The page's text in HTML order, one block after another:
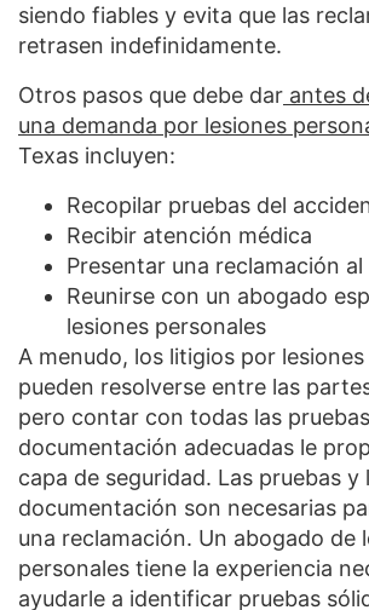
siendo fiables y evita que las
retrasen indefinidamente.
Otros pasos que debe dar antes
una demanda por lesiones
Texas incluyen:
Recopilar pruebas del
Recibir atención médica
Presentar una reclamación al
Reunirse con un abogado
lesiones personales
A menudo, los litigios por
pueden resolverse entre las
pero contar con todas las
documentación adecuadas le
capa de seguridad. Las pruebas y
documentación son necesarias
una reclamación. Un abogado de
personales tiene la experiencia
ayudarle a identificar pruebas